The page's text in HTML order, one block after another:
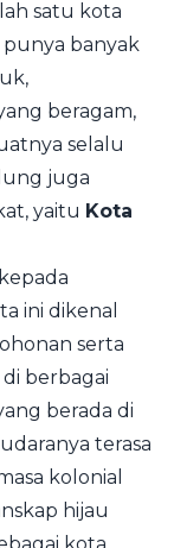
satu kota
punya banyak
beragam,
selalu
juga
yaitu Kota
ini dikenal
serta
berbagai
berada di
terasa
kolonial
hijau